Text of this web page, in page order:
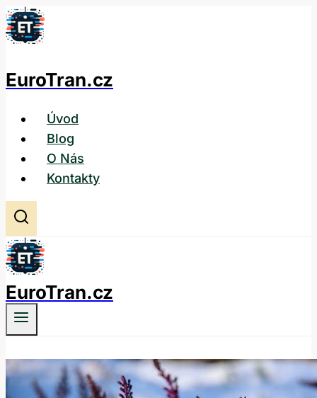
Přeskočit
na
EuroTran.cz
Úvod
Blog
O Nás
Kontakty
EuroTran.cz